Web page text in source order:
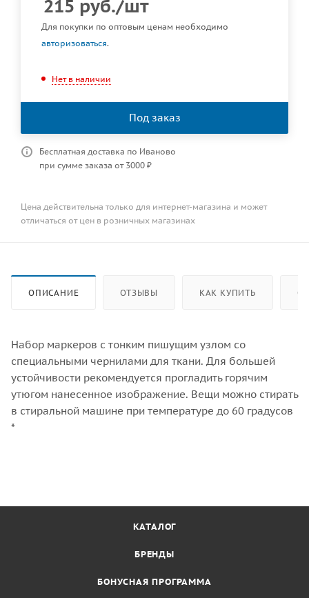
215 руб./шт
Для покупки по оптовым ценам необходимо
авторизоваться.
Нет в наличии
Под заказ
Бесплатная доставка по Иваново
при сумме заказа от 3000 ₽
Цена действительна только для интернет-магазина и может
отличаться от цен в розничных магазинах
ОПИСАНИЕ ОТЗЫВЫ КАК КУПИТЬ
Набор маркеров с тонким пишущим узлом со
специальными чернилами для ткани. Для большей
устойчивости рекомендуется прогладить горячим
утюгом нанесенное изображение. Вещи можно стирать
в стиральной машине при температуре до 60 градусов
*
КАТАЛОГ
БРЕНДЫ
БОНУСНАЯ ПРОГРАММА